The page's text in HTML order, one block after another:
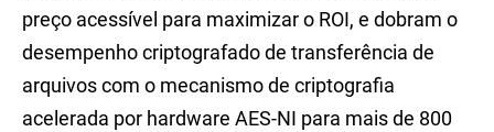
preço acessível para maximizar o ROI, e dobram o
desempenho criptografado de transferência de
arquivos com o mecanismo de criptografia
acelerada por hardware AES-NI para mais de 800